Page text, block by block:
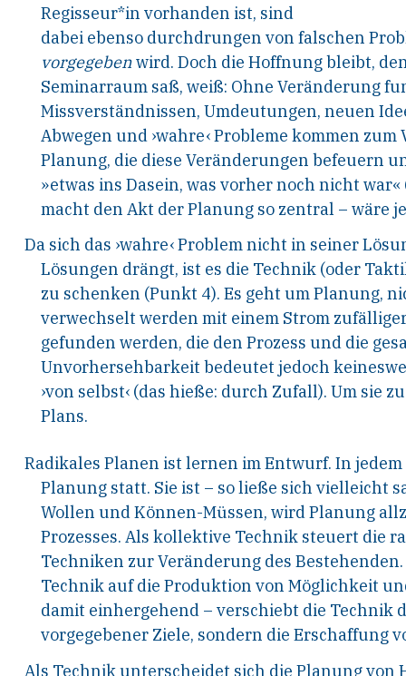
Regisseur*in vorhanden ist, sind
dabei ebenso durchdrungen von falschen
vorgegebenwird. Doch die Hoffnung bleibt,
Seminarraum saß, weiß: Ohne Veränderung
Missverständnissen, Umdeutungen, neuen
Abwegen und ›wahre‹ Probleme kommen zum
Planung, die diese Veränderungen befeuern
»etwas ins Dasein, was vorher noch nicht war«
macht den Akt der Planung so zentral – wäre
Da sich das ›wahre‹ Problem nicht in seiner
Lösungen drängt, ist es die Technik (oder
zu schenken (Punkt 4). Es geht um Planung,
verwechselt werden mit einem Strom
gefunden werden, die den Prozess und die
Unvorhersehbarkeit bedeutet jedoch
›von selbst‹ (das hieße: durch Zufall). Um sie
Plans.
Radikales Planen ist lernen im Entwurf. In
Planung statt. Sie ist – so ließe sich vielleicht
Wollen und Können-Müssen, wird Planung
Prozesses. Als kollektive Technik steuert die
Techniken zur Veränderung des
Technik auf die Produktion von Möglichkeit
damit einhergehend – verschiebt die Technik
vorgegebener Ziele, sondern die Erschaffung
Als Technik unterscheidet sich die Planung von